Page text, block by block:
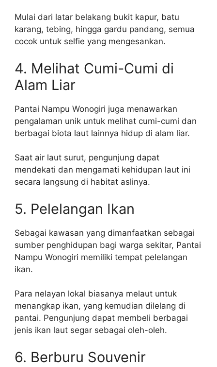
Mulai dari latar belakang bukit kapur, batu
karang, tebing, hingga gardu pandang, semua
cocok untuk selfie yang mengesankan.
4. Melihat Cumi-Cumi di
Alam Liar
Pantai Nampu Wonogiri juga menawarkan
pengalaman unik untuk melihat cumi-cumi dan
berbagai biota laut lainnya hidup di alam liar.
Saat air laut surut, pengunjung dapat
mendekati dan mengamati kehidupan laut ini
secara langsung di habitat aslinya.
5. Pelelangan Ikan
Sebagai kawasan yang dimanfaatkan sebagai
sumber penghidupan bagi warga sekitar, Pantai
Nampu Wonogiri memiliki tempat pelelangan
ikan.
Para nelayan lokal biasanya melaut untuk
menangkap ikan, yang kemudian dilelang di
pantai. Pengunjung dapat membeli berbagai
jenis ikan laut segar sebagai oleh-oleh.
6. Berburu Souvenir